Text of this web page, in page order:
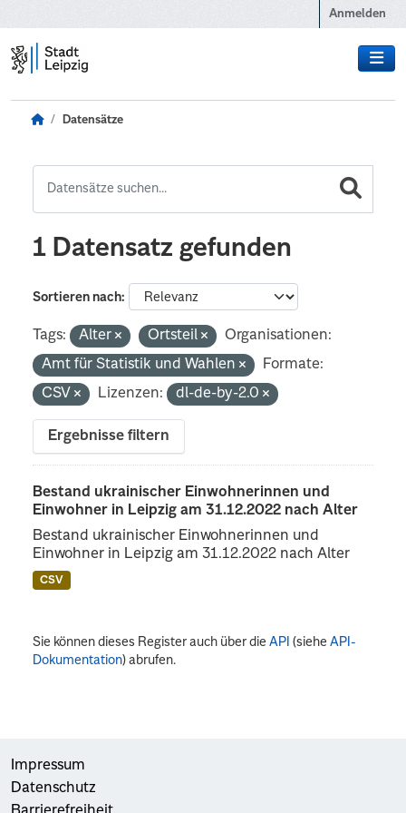
Anmelden
Datensätze
1 Datensatz gefunden
Sortieren nach
Tags: Alter Ortsteil
Organisationen:
Amt für Statistik und Wahlen
Formate:
CSV
Lizenzen: dl-de-by-2.0
Ergebnisse filtern
Bestand ukrainischer Einwohnerinnen und
Einwohner in Leipzig am 31.12.2022 nach Alter
Bestand ukrainischer Einwohnerinnen und
Einwohner in Leipzig am 31.12.2022 nach Alter
CSV
Sie können dieses Register auch über dieAPI (sieheAPI-
Dokumentation) abrufen.
Impressum
Datenschutz